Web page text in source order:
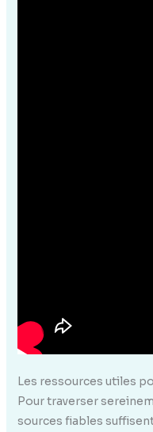
Les ressources utiles
Pour traverser
sources fiables